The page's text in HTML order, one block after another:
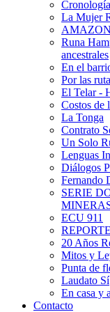
La Mujer
Runa
ancestrales
En el
Por las
El Telar -
Costos de
La Tonga
Contrato
Un Solo
Lenguas
Diálogos
Fernando
SERIE
ECU 911
20 Años
Mitos y
Punta de
Laudato Sí
En casa y
Contacto